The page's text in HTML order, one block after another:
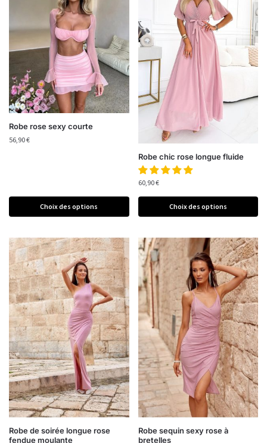
Robe rose sexy courte
56,90€
Choix des options
Robe chic rose longue fluide
60,90€
Choix des options
Robe de soirée longue rose
fendue moulante
Robe sequin sexy rose à
bretelles